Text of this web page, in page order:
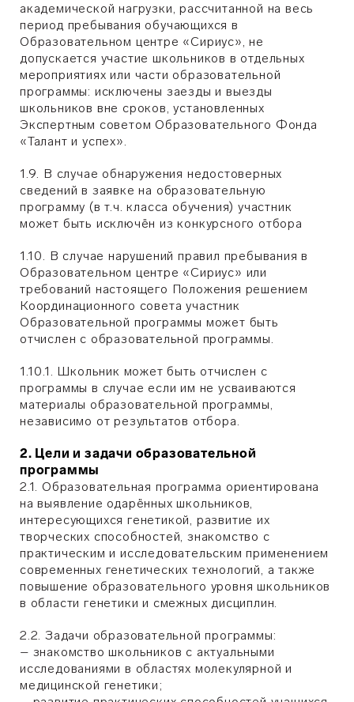
академической нагрузки, рассчитанной на весь
период пребывания обучающихся в
Образовательном центре «Сириус», не
допускается участие школьников в отдельных
мероприятиях или части образовательной
программы: исключены заезды и выезды
школьников вне сроков, установленных
Экспертным советом Образовательного Фонда
«Талант и успех».
1.9. В случае обнаружения недостоверных
сведений в заявке на образовательную
программу (в т.ч. класса обучения) участник
может быть исключён из конкурсного отбора
1.10. В случае нарушений правил пребывания в
Образовательном центре «Сириус» или
требований настоящего Положения решением
Координационного совета участник
Образовательной программы может быть
отчислен с образовательной программы.
1.10.1. Школьник может быть отчислен с
программы в случае если им не усваиваются
материалы образовательной программы,
независимо от результатов отбора.
2. Цели и задачи образовательной
программы
2.1. Образовательная программа ориентирована
на выявление одарённых школьников,
интересующихся генетикой, развитие их
творческих способностей, знакомство с
практическим и исследовательским применением
современных генетических технологий, а также
повышение образовательного уровня школьников
в области генетики и смежных дисциплин.
2.2. Задачи образовательной программы:
– знакомство школьников с актуальными
исследованиями в областях молекулярной и
медицинской генетики;